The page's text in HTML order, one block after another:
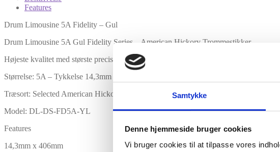
Samtykke
Denne hjemmeside bruger cookies
Vi bruger cookies til at tilpasse vores
Features
Drum Limousine 5A Fidelity – Gul
Drum Limousine 5A Gul Fidelity Series – American Hickory Trommestikker.
Højeste kvalitet med største precision.
Størrelse: 5A – Tykkelse 14,3mm – Længde 406mm
Træsort: Selected American Hickory
Model: DL-DS-FD5A-YL
Features
14,3mm x 406mm